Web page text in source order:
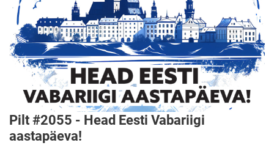
Pilt #2055 - Head Eesti Vabariigi
aastapäeva!